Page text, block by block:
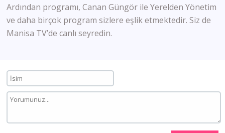
Ardından programı, Canan Güngör ile Yerelden Yönetim
ve daha birçok program sizlere eşlik etmektedir. Siz de
Manisa TV’de canlı seyredin.